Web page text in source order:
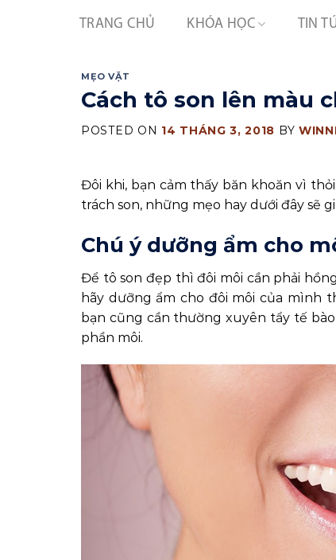
TRANG CHỦ KHÓA HỌC TIN
MẸO VẶT
Cách tô son lên màu
POSTED ON 14 THÁNG 3, 2018 BY
Đôi khi, bạn cảm thấy băn khoăn vì
trách son, những mẹo hay dưới đây sẽ
Chú ý dưỡng ẩm cho
Để tô son đẹp thì đôi môi cần phải
hãy dưỡng ẩm cho đôi môi của mình
bạn cũng cần thường xuyên tẩy tế
phần môi.